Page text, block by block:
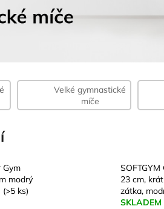
Velké gymnastické
míče
Gym
modrý
(>5 ks)
SOFTGYM
23 cm,
zátka,
SKLADEM